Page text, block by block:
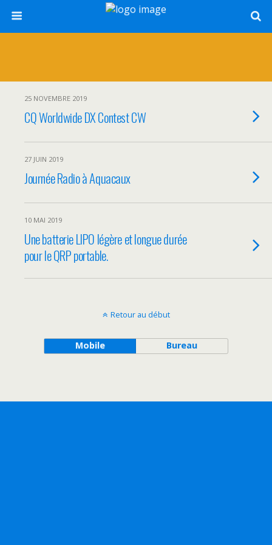
25 NOVEMBRE 2019
CQ Worldwide DX Contest CW
27 JUIN 2019
Journée Radio à Aquacaux
10 MAI 2019
Une batterie LIPO légère et longue durée
pour le QRP portable.
Retour au début
Mobile Bureau